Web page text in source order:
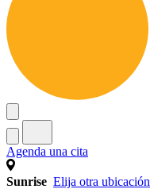
Agenda una cita
Sunrise Elija otra ubicación